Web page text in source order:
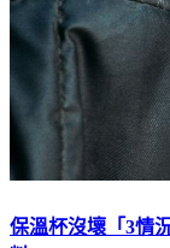
保溫杯沒壞「3情